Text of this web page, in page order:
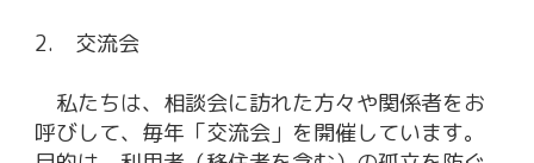
2. 交流会
私たちは、相談会に訪れた方々や関係者をお
呼びして、毎年「交流会」を開催しています。